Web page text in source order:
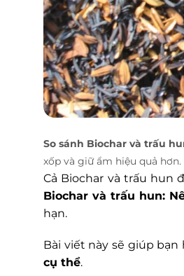
So sánh Biochar và trấu
xốp và giữ ẩm hiệu quả hơn.
Cả Biochar và trấu hun
Biochar và trấu hun:
hạn.
Bài viết này sẽ giúp
cụ thể.